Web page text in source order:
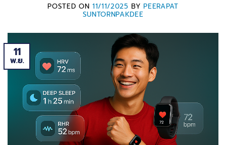
POSTED ON 11/11/2025 BYPEERAPAT
SUNTORNPAKDEE
11
พ.ย.